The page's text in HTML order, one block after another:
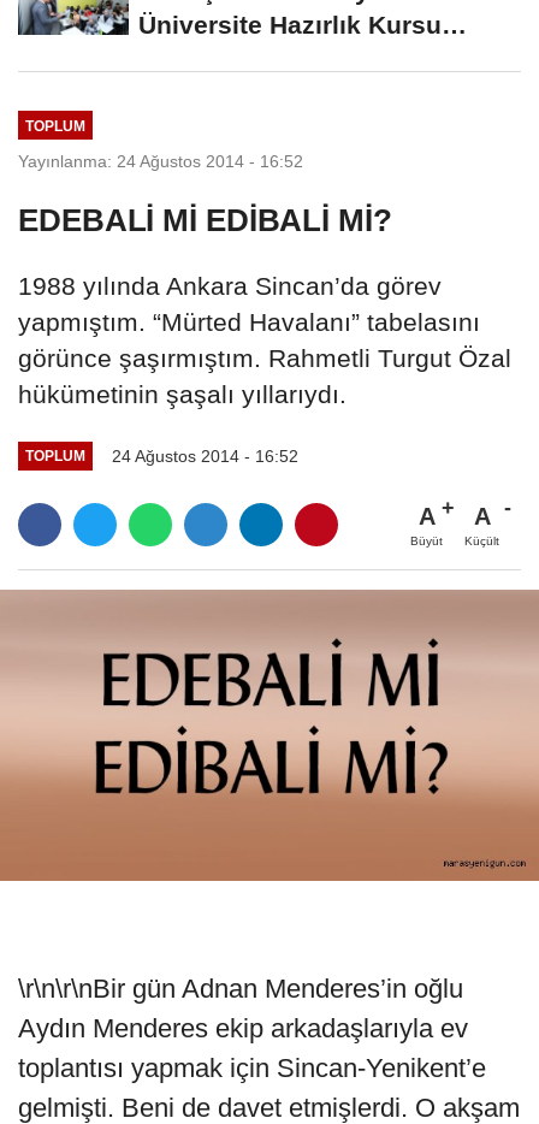
Üniversite Hazırlık Kursu
TOPLUM
Yayınlanma: 24 Ağustos 2014 - 16:52
EDEBALİ Mİ EDİBALİ Mİ?
1988 yılında Ankara Sincan’da görev
yapmıştım. “Mürted Havalanı” tabelasını
görünce şaşırmıştım. Rahmetli Turgut Özal
hükümetinin şaşalı yıllarıydı.
TOPLUM 24 Ağustos 2014 - 16:52
A
Büyüt
A
Küçült
\r\n\r\nBir gün Adnan Menderes’in oğlu
Aydın Menderes ekip arkadaşlarıyla ev
toplantısı yapmak için Sincan-Yenikent’e
gelmişti. Beni de davet etmişlerdi. O akşam